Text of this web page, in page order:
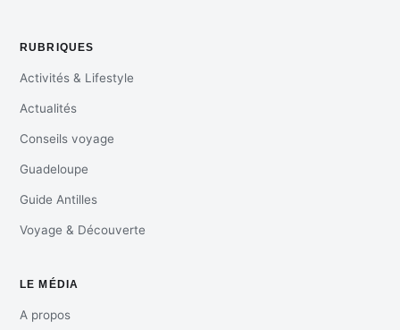
RUBRIQUES
Activités & Lifestyle
Actualités
Conseils voyage
Guadeloupe
Guide Antilles
Voyage & Découverte
LE MÉDIA
A propos